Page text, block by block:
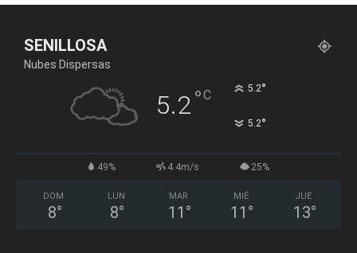
SENILLOSA
Nubes Dispersas
5.2°C 5.2°
5.2°
49% 4.4m/s 25%
DOM
8°
LUN
8°
MAR
11 °
MIÉ
11 °
JUE
13°